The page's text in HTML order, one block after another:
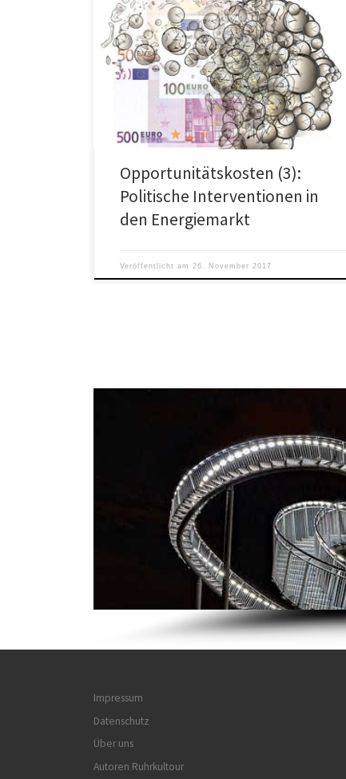
Opportunitätskosten der Energiewende (3) Die
Opportunitätskosten (Opportunity cost), die auch als
Schattenpreis, Alternativkosten oder Verzichtkosten
bezeichnet werden, spielen in der Wirtschaft eine
Opportunitätskosten (3):
Politische Interventionen in
den Energiemarkt
Veröffentlicht am26. November 2017
Impressum
Datenschutz
Über uns
Autoren Ruhrkultour